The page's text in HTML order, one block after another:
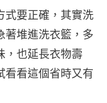
式要正確，其實洗
著堆進洗衣籃，多
，也延長衣物壽
看看這個省時又有